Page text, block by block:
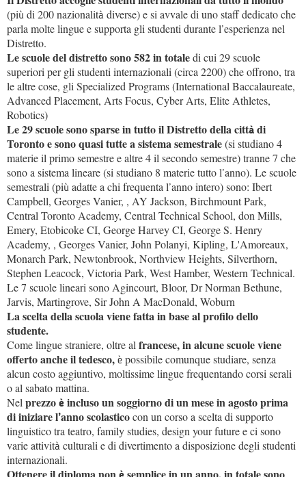
(più di 200 nazionalità diverse) e si avvale di uno staff dedicato che
parla molte lingue e supporta gli studenti durante l’esperienza nel
Distretto.
Le scuole del distretto sono 582 in totaledi cui 29 scuole
superiori per gli studenti internazionali (circa 2200) che offrono, tra
le altre cose, gli Specialized Programs (International Baccalaureate,
Advanced Placement, Arts Focus, Cyber Arts, Elite Athletes,
Robotics)
Le 29 scuole sono sparse in tutto il Distretto della città di
Toronto e sono quasi tutte a sistema semestrale(si studiano 4
materie il primo semestre e altre 4 il secondo semestre) tranne 7 che
sono a sistema lineare (si studiano 8 materie tutto l’anno). Le scuole
semestrali (più adatte a chi frequenta l’anno intero) sono: Ibert
Campbell, Georges Vanier, , AY Jackson, Birchmount Park,
Central Toronto Academy, Central Technical School, don Mills,
Emery, Etobicoke CI, George Harvey CI, George S. Henry
Academy, , Georges Vanier, John Polanyi, Kipling, L'Amoreaux,
Monarch Park, Newtonbrook, Northview Heights, Silverthorn,
Stephen Leacock, Victoria Park, West Hamber, Western Technical.
Le 7 scuole lineari sono Agincourt, Bloor, Dr Norman Bethune,
Jarvis, Martingrove, Sir John A MacDonald, Woburn
La scelta della scuola viene fatta in base al profilo dello
studente.
Come lingue straniere, oltre al francese, in alcune scuole viene
offerto anche il tedesco, è possibile comunque studiare, senza
alcun costo aggiuntivo, moltissime lingue frequentando corsi serali
o al sabato mattina.
Nel prezzo è incluso un soggiorno di un mese in agosto prima
di iniziare l’anno scolasticocon un corso a scelta di supporto
linguistico tra teatro, family studies, design your future e ci sono
varie attività culturali e di divertimento a disposizione degli studenti
internazionali.